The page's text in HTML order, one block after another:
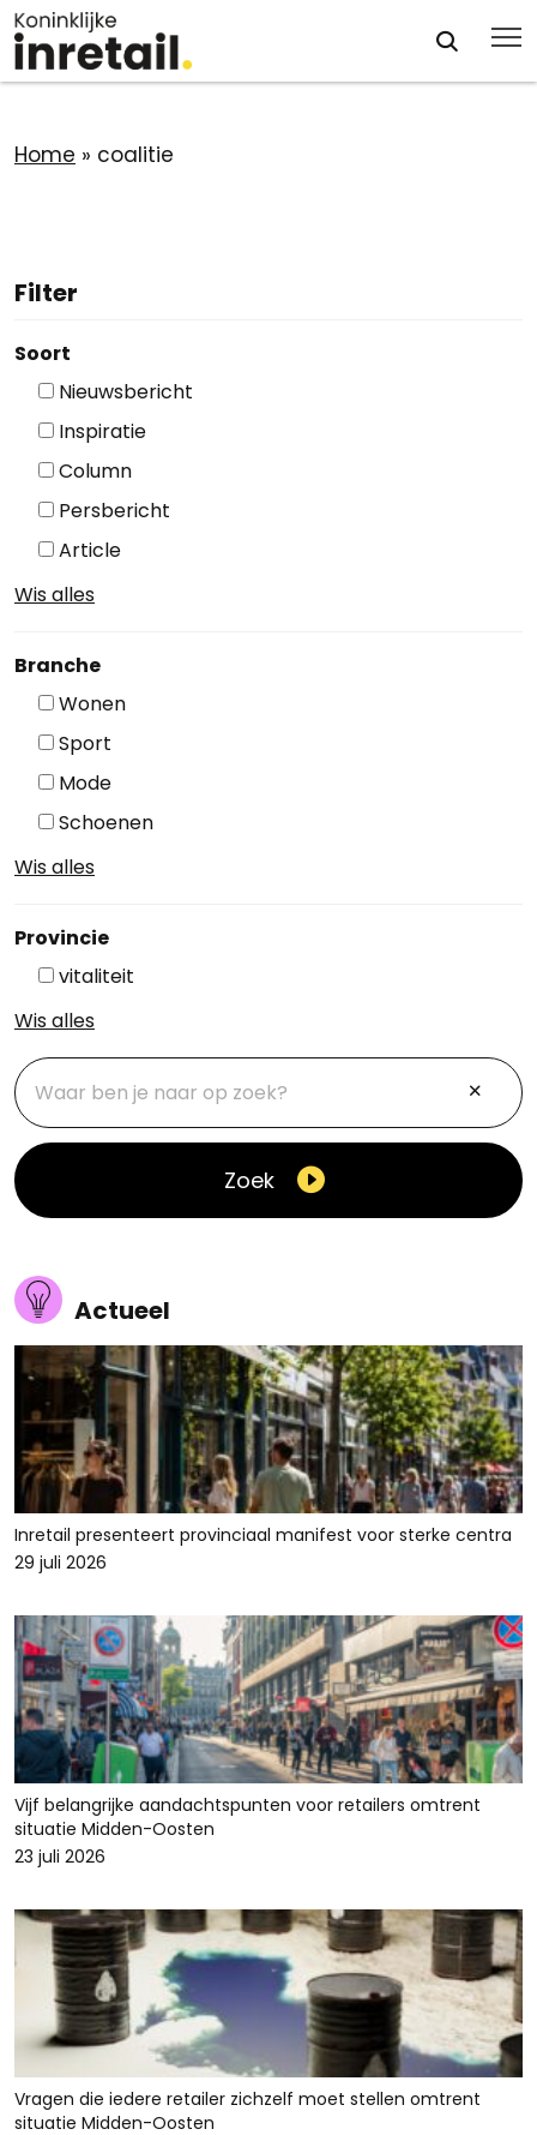
Home » coalitie
Filter
Soort
Nieuwsbericht
Inspiratie
Column
Persbericht
Article
Wis alles
Branche
Wonen
Sport
Mode
Schoenen
Wis alles
Provincie
vitaliteit
Wis alles
Zoek
Actueel
Inretail presenteert provinciaal manifest voor sterke centra
29 juli 2026
Vijf belangrijke aandachtspunten voor retailers omtrent
situatie Midden-Oosten
23 juli 2026
Vragen die iedere retailer zichzelf moet stellen omtrent
situatie Midden-Oosten